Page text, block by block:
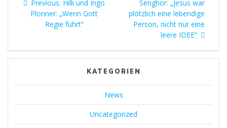
Previous: Previous
post:
Hilli und Ingo
Plonner: „Wenn Gott
Regie führt“
post:
Senghor: „Jesus war
plötzlich eine lebendige
Person, nicht nur eine
leere IDEE“
KATEGORIEN
News
Uncategorized